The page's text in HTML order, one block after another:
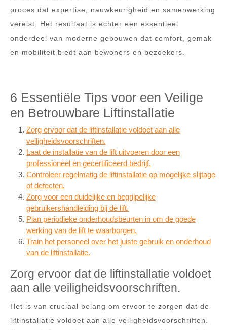
proces dat expertise, nauwkeurigheid en samenwerking
vereist. Het resultaat is echter een essentieel
onderdeel van moderne gebouwen dat comfort, gemak
en mobiliteit biedt aan bewoners en bezoekers.
6 Essentiële Tips voor een Veilige
en Betrouwbare Liftinstallatie
Zorg ervoor dat de liftinstallatie voldoet aan alle
veiligheidsvoorschriften.
Laat de installatie van de lift uitvoeren door een
professioneel en gecertificeerd bedrijf.
Controleer regelmatig de liftinstallatie op mogelijke slijtage
of defecten.
Zorg voor een duidelijke en begrijpelijke
gebruikershandleiding bij de lift.
Plan periodieke onderhoudsbeurten in om de goede
werking van de lift te waarborgen.
Train het personeel over het juiste gebruik en onderhoud
van de liftinstallatie.
Zorg ervoor dat de liftinstallatie voldoet
aan alle veiligheidsvoorschriften.
Het is van cruciaal belang om ervoor te zorgen dat de
liftinstallatie voldoet aan alle veiligheidsvoorschriften.